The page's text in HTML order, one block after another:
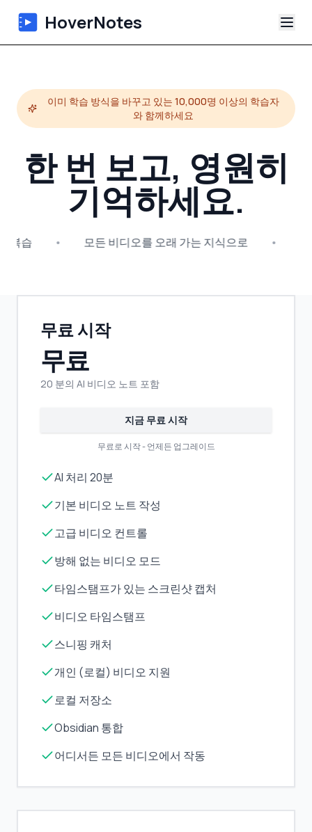
HoverNotes
Extension
튜토리얼
소개
이미 학습 방식을 바꾸고 있는 10,000명 이상의 학습자
와 함께하세요
한 번 보고, 영원히
기억하세요.
복습 • 모든 비디오를 오래 가는 지식으로 •
무료 시작
무료
20 분의 AI 비디오 노트 포함
지금 무료 시작
무료로 시작 - 언제든 업그레이드
AI 처리 20분
기본 비디오 노트 작성
고급 비디오 컨트롤
방해 없는 비디오 모드
타임스탬프가 있는 스크린샷 캡처
비디오 타임스탬프
스니핑 캐처
개인 (로컬) 비디오 지원
로컬 저장소
Obsidian 통합
어디서든 모든 비디오에서 작동